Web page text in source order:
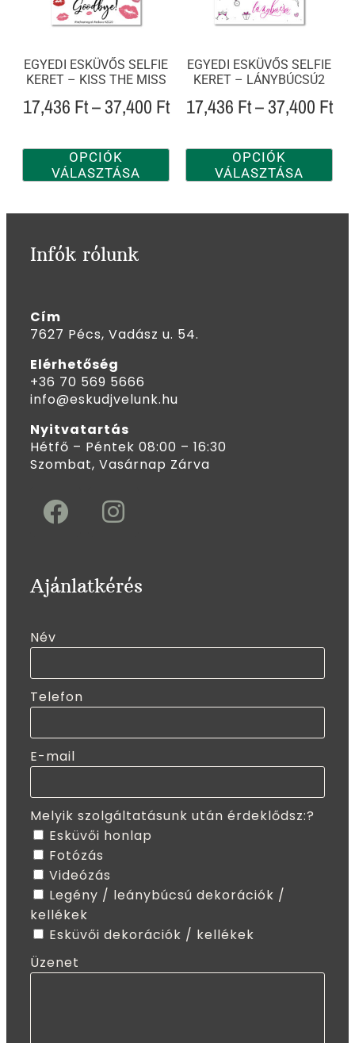
EGYEDI ESKÜVŐS SELFIE
KERET – KISS THE MISS
17,436 Ft–37,400 Ft
OPCIÓK
VÁLASZTÁSA
EGYEDI ESKÜVŐS SELFIE
KERET – LÁNYBÚCSÚ2
17,436 Ft–37,400 Ft
OPCIÓK
VÁLASZTÁSA
Infók rólunk
Cím
7627 Pécs, Vadász u. 54.
Elérhetőség
+36 70 569 5666
info@eskudjvelunk.hu
Nyitvatartás
Hétfő – Péntek 08:00 – 16:30
Szombat, Vasárnap Zárva
Ajánlatkérés
Név
Telefon
E-mail
Melyik szolgáltatásunk után érdeklődsz:?
Esküvői honlap
Fotózás
Videózás
Legény / leánybúcsú dekorációk /
kellékek
Esküvői dekorációk / kellékek
Üzenet